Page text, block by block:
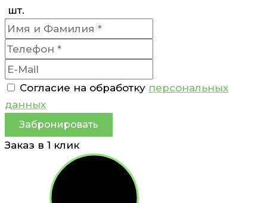
шт.
Согласие на обработку персональных
данных
Забронировать
Заказ в 1 клик